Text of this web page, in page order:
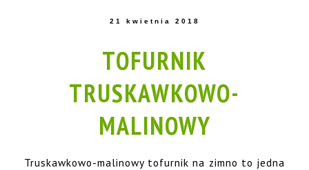
21 kwietnia 2018
TOFURNIK
TRUSKAWKOWO-
MALINOWY
Truskawkowo-malinowy tofurnik na zimno to jedna